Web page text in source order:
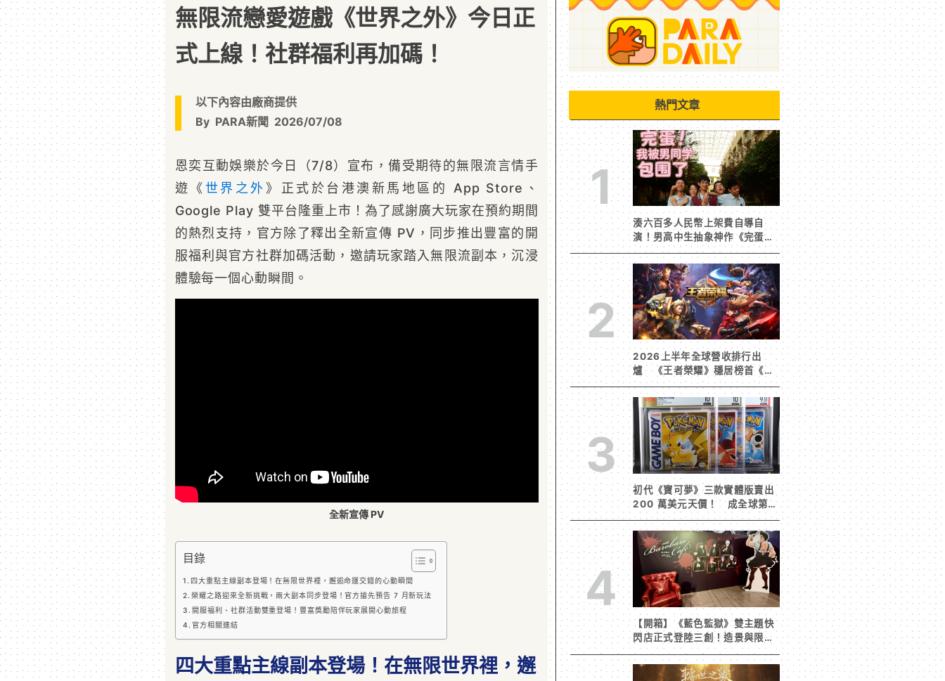
無限流戀愛遊戲《世界之外》今日正
式上線！社群福利再加碼！
以下內容由廠商提供
By PARA新聞 2026/07/08
恩奕互動娛樂於今日（7/8）宣布，備受期待的無限流言情手
遊《 世界之外 》正式於台港澳新馬地區的 App Store、
Google Play 雙平台隆重上市！為了感謝廣大玩家在預約期間
的熱烈支持，官方除了釋出全新宣傳 PV，同步推出豐富的開
服福利與官方社群加碼活動，邀請玩家踏入無限流副本，沉浸
體驗每一個心動瞬間。
全新宣傳 PV
目錄
四大重點主線副本登場！在無限世界裡，邂逅命運交錯的心動瞬間
榮耀之路迎來全新挑戰，兩大副本同步登場！官方搶先預告 7 月新玩法
開服福利、社群活動雙重登場！豐富獎勵陪伴玩家展開心動旅程
官方相關連結
四大重點主線副本登場！在無限世界裡，邂
熱門文章
1
湊六百多人民幣上架費自導自
演！男高中生抽象神作《完蛋！
我被男同學包圍了》突然爆紅
2
2026上半年全球營收排行出
爐 《王者榮耀》穩居榜首《寒
霜啟示錄》緊追在後！
3
初代《寶可夢》三款實體版賣出
200 萬美元天價！ 成全球第二
高遊戲收藏交易
4
【開箱】《藍色監獄》雙主題快
閃店正式登陸三創！造景與限定
周邊搶先看